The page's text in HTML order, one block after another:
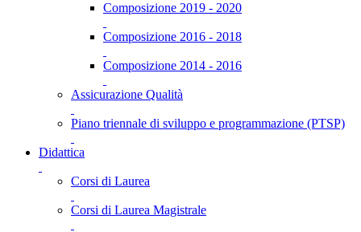
Composizione 2019 - 2020
Composizione 2016 - 2018
Composizione 2014 - 2016
Assicurazione Qualità
Piano triennale di sviluppo e programmazione (PTSP)
Didattica
Corsi di Laurea
Corsi di Laurea Magistrale